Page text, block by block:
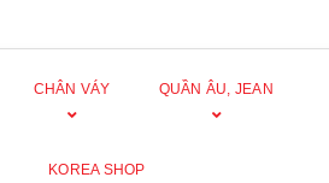
CHÂN VÁY QUẦN ÂU, JEAN
KOREA SHOP